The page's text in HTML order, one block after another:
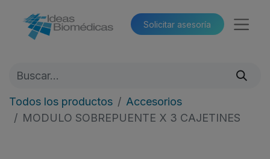
Solicitar asesoría​​
Todos los productos
Accesorios
MODULO SOBREPUENTE X 3 CAJETINES